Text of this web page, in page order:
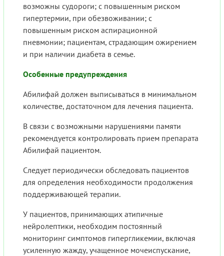
возможны судороги; с повышенным риском
гипертермии, при обезвоживании; с
повышенным риском аспирационной
пневмонии; пациентам, страдающим ожирением
и при наличии диабета в семье.
Особенные предупреждения
Абилифай должен выписываться в минимальном
количестве, достаточном для лечения пациента.
В связи с возможными нарушениями памяти
рекомендуется контролировать прием препарата
Абилифай пациентом.
Следует периодически обследовать пациентов
для определения необходимости продолжения
поддерживающей терапии.
У пациентов, принимающих атипичные
нейролептики, необходим постоянный
мониторинг симптомов гипергликемии, включая
усиленную жажду, учащенное мочеиспускание,